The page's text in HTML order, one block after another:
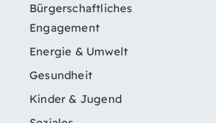
Bürgerschaftliches
Engagement
Energie & Umwelt
Gesundheit
Kinder & Jugend